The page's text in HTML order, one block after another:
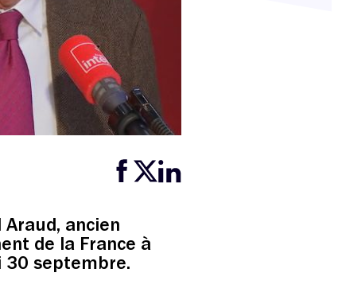
ancien
de la France à
30 septembre.